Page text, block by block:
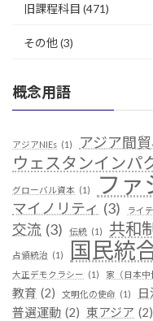
旧課程科目 (471)
その他(3)
概念用語
アジアNIEs (1) アジア間
ウェスタンインパ
グローバル資本 (1) ファ
マイノリティ (3) ライ
交流 (3) 伝統 (1) 共和
占領統治 (1) 国民統
大正デモクラシー (1) 家（日本中
教育 (2) 文明化の使命 (1)
普選運動 (2) 東アジア (2)